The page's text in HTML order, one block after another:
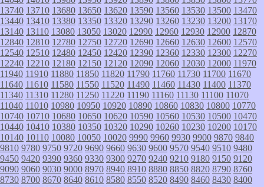
13740 13710 13680 13650 13620 13590 13560 13530 13500 13470
13440 13410 13380 13350 13320 13290 13260 13230 13200 13170
13140 13110 13080 13050 13020 12990 12960 12930 12900 12870
12840 12810 12780 12750 12720 12690 12660 12630 12600 12570
12540 12510 12480 12450 12420 12390 12360 12330 12300 12270
12240 12210 12180 12150 12120 12090 12060 12030 12000 11970
11940 11910 11880 11850 11820 11790 11760 11730 11700 11670
11640 11610 11580 11550 11520 11490 11460 11430 11400 11370
11340 11310 11280 11250 11220 11190 11160 11130 11100 11070
11040 11010 10980 10950 10920 10890 10860 10830 10800 10770
10740 10710 10680 10650 10620 10590 10560 10530 10500 10470
10440 10410 10380 10350 10320 10290 10260 10230 10200 10170
10140 10110 10080 10050 10020 9990 9960 9930 9900 9870 9840
9810 9780 9750 9720 9690 9660 9630 9600 9570 9540 9510 9480
9450 9420 9390 9360 9330 9300 9270 9240 9210 9180 9150 9120
9090 9060 9030 9000 8970 8940 8910 8880 8850 8820 8790 8760
8730 8700 8670 8640 8610 8580 8550 8520 8490 8460 8430 8400